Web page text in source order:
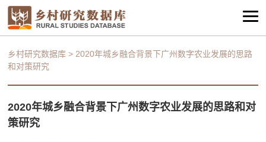
乡村研究数据库 >2020年城乡融合背景下广州数字农业发展的思路
和对策研究
2020年城乡融合背景下广州数字农业发展的思路和对
策研究